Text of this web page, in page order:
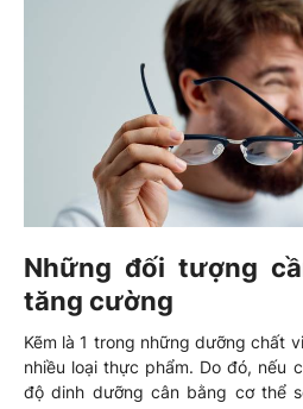
Những đối tượng
tăng cường
Kẽm là 1 trong những dưỡng chất
nhiều loại thực phẩm. Do đó, nếu
độ dinh dưỡng cân bằng cơ thể